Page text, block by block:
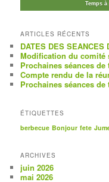
Temps
ARTICLES RÉCENTS
DATES DES SEANCES
Modification du comité
Prochaines séances de
Compte rendu de la
Prochaines séances de
ÉTIQUETTES
berbecue Bonjour fete
ARCHIVES
juin 2026
mai 2026